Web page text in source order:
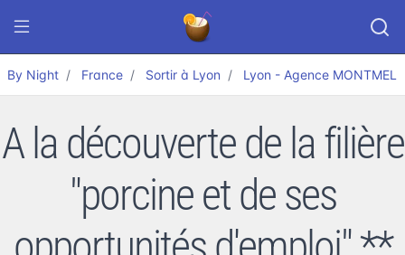
By Night France Sortir à Lyon Lyon - Agence
A la découverte de la filière
"porcine et de ses